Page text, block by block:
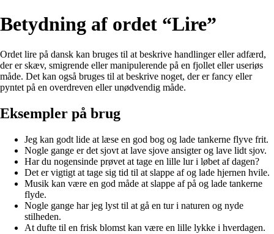
Betydning af ordet “Lire”
Ordet lire på dansk kan bruges til at beskrive handlinger eller adfærd,
der er skæv, smigrende eller manipulerende på en fjollet eller useriøs
måde. Det kan også bruges til at beskrive noget, der er fancy eller
pyntet på en overdreven eller unødvendig måde.
Eksempler på brug
Jeg kan godt lide at læse en god bog og lade tankerne flyve frit.
Nogle gange er det sjovt at lave sjove ansigter og lave lidt sjov.
Har du nogensinde prøvet at tage en lille lur i løbet af dagen?
Det er vigtigt at tage sig tid til at slappe af og lade hjernen hvile.
Musik kan være en god måde at slappe af på og lade tankerne
flyde.
Nogle gange har jeg lyst til at gå en tur i naturen og nyde
stilheden.
At dufte til en frisk blomst kan være en lille lykke i hverdagen.